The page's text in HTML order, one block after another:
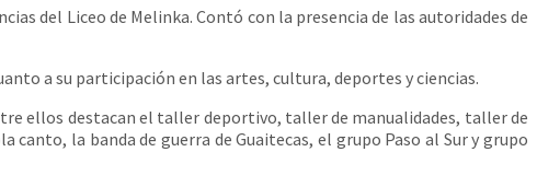
del Liceo de Melinka. Contó con la presencia de las autoridades de
a su participación en las artes, cultura, deportes y ciencias.
ellos destacan el taller deportivo, taller de manualidades, taller de
la banda de guerra de Guaitecas, el grupo Paso al Sur y grupo